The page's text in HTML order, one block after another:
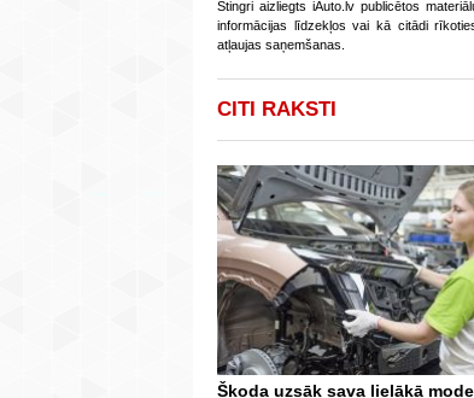
Stingri aizliegts iAuto.lv publicētos
informācijas līdzekļos vai kā citādi
atļaujas saņemšanas.
CITI RAKSTI
Škoda uzsāk sava lielākā